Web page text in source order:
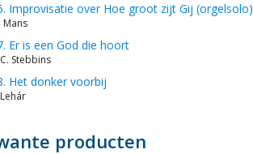
Improvisatie over Hoe groot zijt Gij (orgelsolo)
Mans
Er is een God die hoort
Stebbins
Het donker voorbij
producten